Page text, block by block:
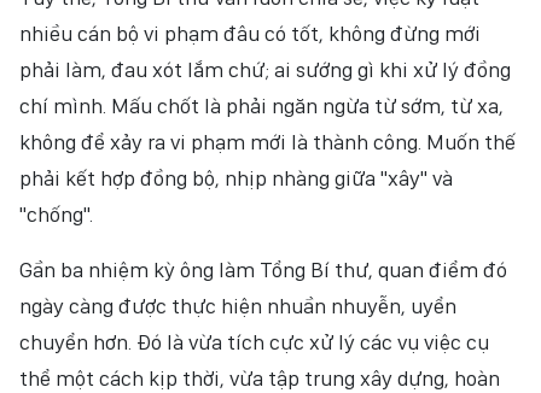
nhiều cán bộ vi phạm đâu có tốt, không đừng mới
phải làm, đau xót lắm chứ; ai sướng gì khi xử lý đồng
chí mình. Mấu chốt là phải ngăn ngừa từ sớm, từ xa,
không để xảy ra vi phạm mới là thành công. Muốn thế
phải kết hợp đồng bộ, nhịp nhàng giữa "xây" và
"chống".
Gần ba nhiệm kỳ ông làm Tổng Bí thư, quan điểm đó
ngày càng được thực hiện nhuần nhuyễn, uyển
chuyển hơn. Đó là vừa tích cực xử lý các vụ việc cụ
thể một cách kịp thời, vừa tập trung xây dựng, hoàn